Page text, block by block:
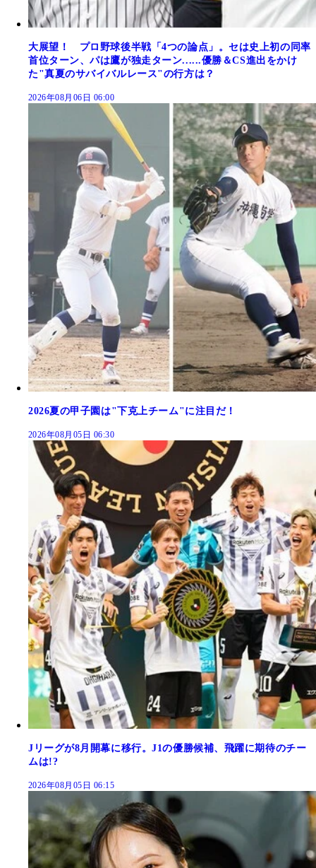
大展望！ プロ野球後半戦「4つの論点」。セは史上初の同率
首位ターン、パは鷹が独走ターン......優勝＆CS進出をかけ
た"真夏のサバイバルレース"の行方は？
2026年08月06日 06:00
2026夏の甲子園は"下克上チーム"に注目だ！
2026年08月05日 06:30
Jリーグが8月開幕に移行。J1の優勝候補、飛躍に期待のチー
ムは!?
2026年08月05日 06:15